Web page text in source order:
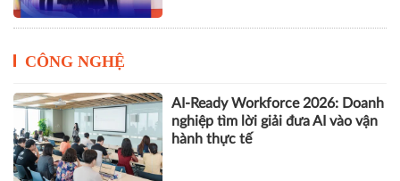
CÔNG NGHỆ
AI-Ready Workforce 2026: Doanh
nghiệp tìm lời giải đưa AI vào vận
hành thực tế